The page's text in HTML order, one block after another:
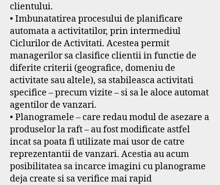
clientului.
• Imbunatatirea procesului de planificare
automata a activitatilor, prin intermediul
Ciclurilor de Activitati. Acestea permit
managerilor sa clasifice clientii in functie de
diferite criterii (geografice, domeniu de
activitate sau altele), sa stabileasca activitati
specifice – precum vizite – si sa le aloce automat
agentilor de vanzari.
• Planogramele – care redau modul de asezare a
produselor la raft – au fost modificate astfel
incat sa poata fi utilizate mai usor de catre
reprezentantii de vanzari. Acestia au acum
posibilitatea sa incarce imagini cu planograme
deja create si sa verifice mai rapid